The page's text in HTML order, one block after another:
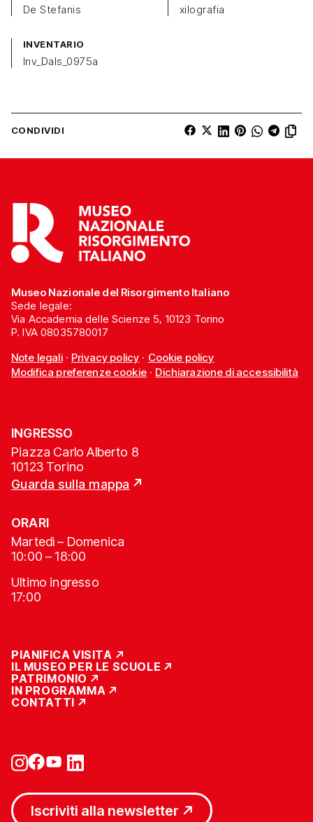
De Stefanis xilografia
INVENTARIO
Inv_Dals_0975a
CONDIVIDI
Museo Nazionale del Risorgimento Italiano
Sede legale:
Via Accademia delle Scienze 5, 10123 Torino
P. IVA 08035780017
Note legali· Privacy policy · Cookie policy
Modifica preferenze cookie· Dichiarazione di accessibilità
INGRESSO
Piazza Carlo Alberto 8
10123 Torino
Guarda sulla mappa
ORARI
Martedì – Domenica
10:00 – 18:00
Ultimo ingresso
17:00
PIANIFICA VISITA
IL MUSEO PER LE SCUOLE
PATRIMONIO
IN PROGRAMMA
CONTATTI
Iscriviti alla newsletter